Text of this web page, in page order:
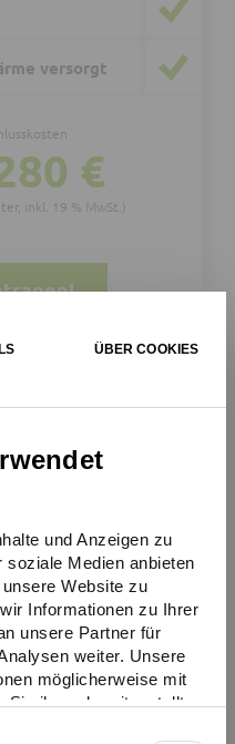
ÜBER COOKIES
und Anzeigen zu
soziale Medien anbieten
Website zu
Informationen zu Ihrer
unsere Partner für
weiter. Unsere
möglicherweise mit
Sie ihnen bereitgestellt
versorgt
€
inkl. 19 % MwSt.)
Gebäude
(Förderung
zur Förderung